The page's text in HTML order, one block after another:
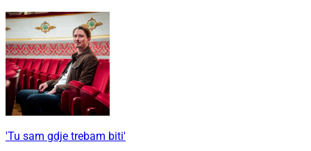
'Tu sam gdje trebam biti'